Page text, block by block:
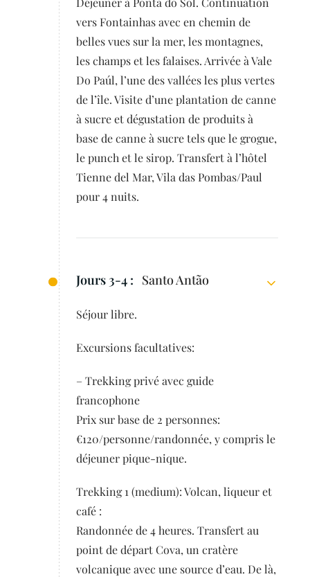
vers Fontainhas avec en chemin de
belles vues sur la mer, les montagnes,
les champs et les falaises. Arrivée à Vale
Do Paúl, l’une des vallées les plus vertes
de l’île. Visite d’une plantation de canne
à sucre et dégustation de produits à
base de canne à sucre tels que le grogue,
le punch et le sirop. Transfert à l’hôtel
Tienne del Mar, Vila das Pombas/Paul
pour 4 nuits.
Jours 3-4 : Santo Antão
Séjour libre.
Excursions facultatives:
– Trekking privé avec guide
francophone
Prix sur base de 2 personnes:
€120/personne/randonnée, y compris le
déjeuner pique-nique.
Trekking 1 (medium): Volcan, liqueur et
café :
Randonnée de 4 heures. Transfert au
point de départ Cova, un cratère
volcanique avec une source d’eau. De là,